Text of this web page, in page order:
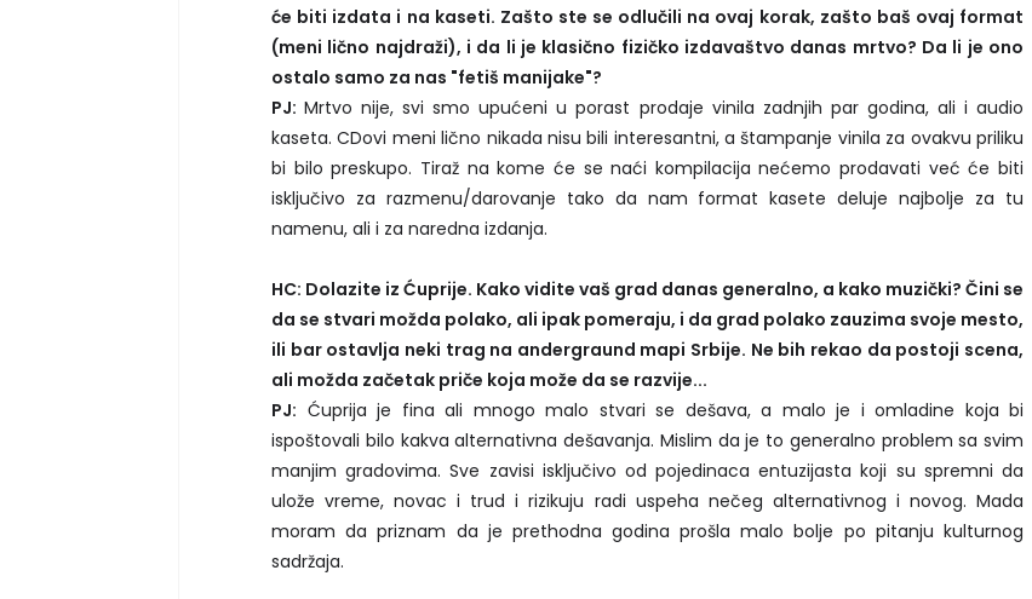
će biti izdata i na kaseti. Zašto ste se odlučili na ovaj korak, zašto baš ovaj format
(meni lično najdraži), i da li je klasično fizičko izdavaštvo danas mrtvo? Da li je ono
ostalo samo za nas "fetiš manijake"?
PJ:Mrtvo nije, svi smo upućeni u porast prodaje vinila zadnjih par godina, ali i audio
kaseta. CDovi meni lično nikada nisu bili interesantni, a štampanje vinila za ovakvu priliku
bi bilo preskupo. Tiraž na kome će se naći kompilacija nećemo prodavati već će biti
isključivo za razmenu/darovanje tako da nam format kasete deluje najbolje za tu
namenu, ali i za naredna izdanja.
HC: Dolazite iz Ćuprije. Kako vidite vaš grad danas generalno, a kako muzički? Čini se
da se stvari možda polako, ali ipak pomeraju, i da grad polako zauzima svoje mesto,
ili bar ostavlja neki trag na andergraund mapi Srbije. Ne bih rekao da postoji scena,
ali možda začetak priče koja može da se razvije...
PJ: Ćuprija je fina ali mnogo malo stvari se dešava, a malo je i omladine koja bi
ispoštovali bilo kakva alternativna dešavanja. Mislim da je to generalno problem sa svim
manjim gradovima. Sve zavisi isključivo od pojedinaca entuzijasta koji su spremni da
ulože vreme, novac i trud i rizikuju radi uspeha nečeg alternativnog i novog. Mada
moram da priznam da je prethodna godina prošla malo bolje po pitanju kulturnog
sadržaja.